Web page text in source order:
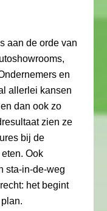
aan de orde van
en
allerlei kansen
dan ook zo
zien ze
bij de
Ook
sta-in-de-weg
het begint